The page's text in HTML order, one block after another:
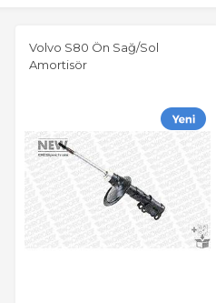
Volvo S80 Ön Sağ/Sol
Amortisör